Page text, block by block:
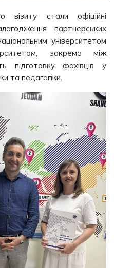
візиту стали офіційні
партнерських
університетом
зокрема між
підготовку фахівців у
та педагогіки.